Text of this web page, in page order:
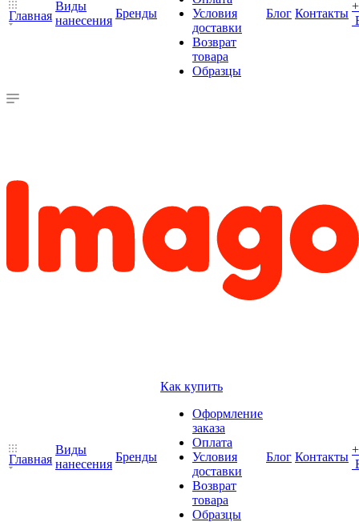
Главная
Виды
нанесения
Бренды
Условия
доставки
Возврат
товара
Образцы
Блог Контакты
+
Главная
Виды
нанесения
Бренды
Как купить
Оформление
заказа
Оплата
Условия
доставки
Возврат
товара
Образцы
Блог Контакты
+